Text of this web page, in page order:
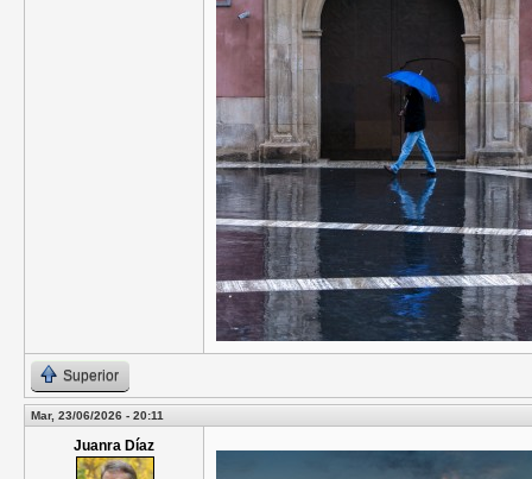
Superior
Mar, 23/06/2026 - 20:11
Juanra Díaz